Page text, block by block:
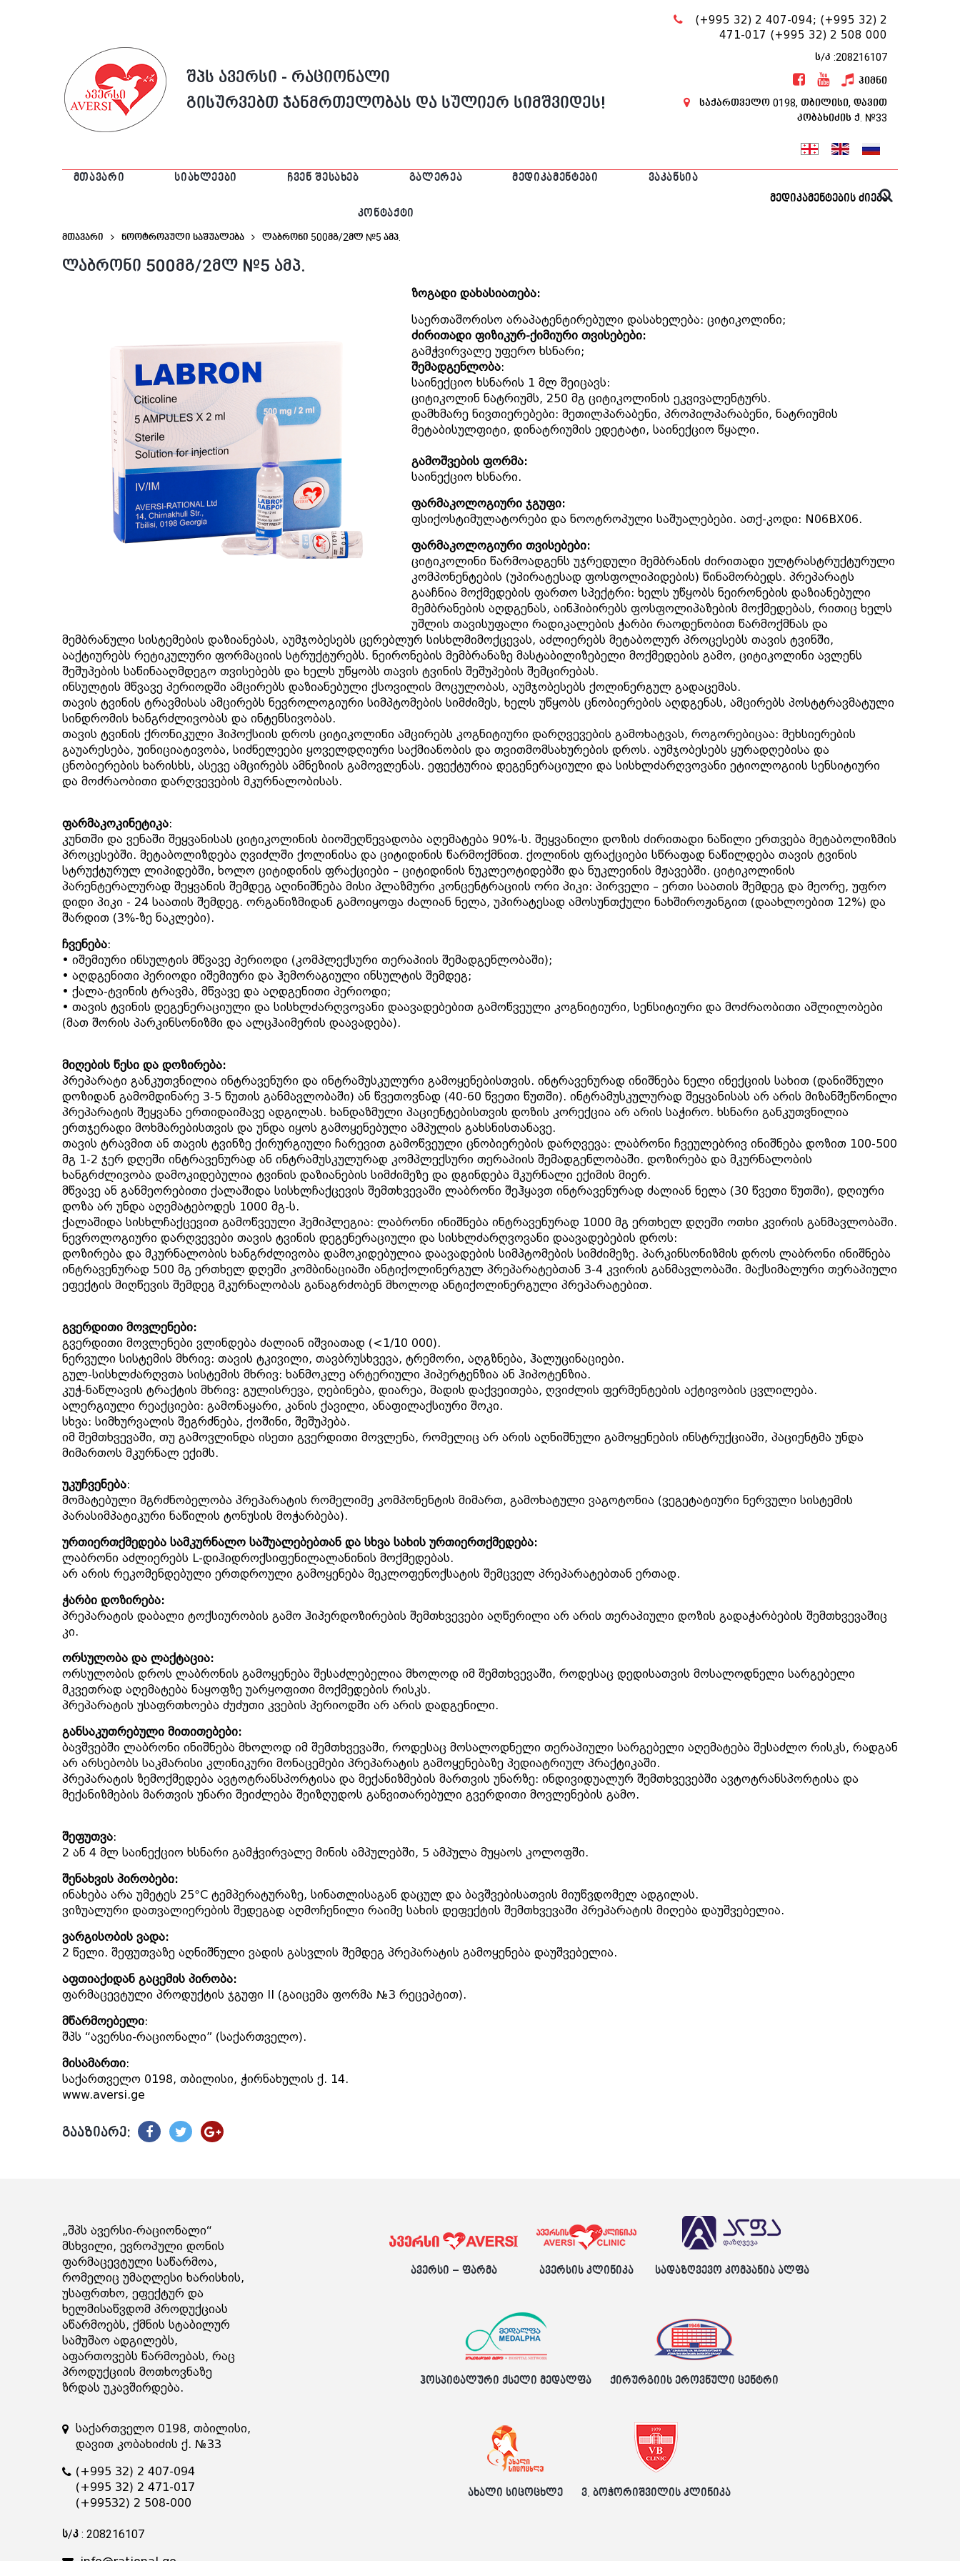
შპს ავერსი - რაციონალი
გისურვებთ ჯანმრთელობას და სულიერ სიმშვიდეს!
(+995 32) 2 407-094; (+995 32) 2
471-017 (+995 32) 2 508 000
ს/კ :208216107
ჰიმნი
საქართველო 0198, თბილისი, დავით
კობახიძის ქ. №33
ᲛᲗᲐᲕᲐᲠᲘ ᲡᲘᲐᲮᲚᲔᲔᲑᲘ ᲩᲕᲔᲜ ᲨᲔᲡᲐᲮᲔᲑ ᲒᲐᲚᲔᲠᲔᲐ ᲛᲔᲓᲘᲙᲐᲛᲔᲜᲢᲔᲑᲘ ᲕᲐᲙᲐᲜᲡᲘᲐ
ᲙᲝᲜᲢᲐᲥᲢᲘ
მედიკამენტების ძიება
მთავარი ნოოტროპული საშუალება Ლაბრონი 500მგ/2მლ №5 Ამპ.
ლაბრონი 500მგ/2მლ №5 ამპ.
ზოგადი დახასიათება:
საერთაშორისო არაპატენტირებული დასახელება: ციტიკოლინი;
ძირითადი ფიზიკურ-ქიმიური თვისებები:
გამჭვირვალე უფერო ხსნარი;
შემადგენლობა:
საინექციო ხსნარის 1 მლ შეიცავს:
ციტიკოლინ ნატრიუმს, 250 მგ ციტიკოლინის ეკვივალენტურს.
დამხმარე ნივთიერებები: მეთილპარაბენი, პროპილპარაბენი, ნატრიუმის
მეტაბისულფიტი, დინატრიუმის ედეტატი, საინექციო წყალი.
გამოშვების ფორმა:
საინექციო ხსნარი.
ფარმაკოლოგიური ჯგუფი:
ფსიქოსტიმულატორები და ნოოტროპული საშუალებები. ათქ-კოდი: N06BX06.
ფარმაკოლოგიური თვისებები:
ციტიკოლინი წარმოადგენს უჯრედული მემბრანის ძირითადი ულტრასტრუქტურული
კომპონენტების (უპირატესად ფოსფოლიპიდების) წინამორბედს. პრეპარატს
გააჩნია მოქმედების ფართო სპექტრი: ხელს უწყობს ნეირონების დაზიანებული
მემბრანების აღდგენას, აინჰიბირებს ფოსფოლიპაზების მოქმედებას, რითიც ხელს
უშლის თავისუფალი რადიკალების ჭარბი რაოდენობით წარმოქმნას და
მემბრანული სისტემების დაზიანებას, აუმჯობესებს ცერებლურ სისხლმიმოქცევას, აძლიერებს მეტაბოლურ პროცესებს თავის ტვინში,
ააქტიურებს რეტიკულური ფორმაციის სტრუქტურებს. ნეირონების მემბრანაზე მასტაბილიზებელი მოქმედების გამო, ციტიკოლინი ავლენს
შეშუპების საწინააღმდეგო თვისებებს და ხელს უწყობს თავის ტვინის შეშუპების შემცირებას.
ინსულტის მწვავე პერიოდში ამცირებს დაზიანებული ქსოვილის მოცულობას, აუმჯობესებს ქოლინერგულ გადაცემას.
თავის ტვინის ტრავმისას ამცირებს ნევროლოგიური სიმპტომების სიმძიმეს, ხელს უწყობს ცნობიერების აღდგენას, ამცირებს პოსტტრავმატული
სინდრომის ხანგრძლივობას და ინტენსივობას.
თავის ტვინის ქრონიკული ჰიპოქსიის დროს ციტიკოლინი ამცირებს კოგნიტიური დარღვევების გამოხატვას, როგორებიცაა: მეხსიერების
გაუარესება, უინიციატივობა, სიძნელეები ყოველდღიური საქმიანობის და თვითმომსახურების დროს. აუმჯობესებს ყურადღებისა და
ცნობიერების ხარისხს, ასევე ამცირებს ამნეზიის გამოვლენას. ეფექტურია დეგენერაციული და სისხლძარღვოვანი ეტიოლოგიის სენსიტიური
და მოძრაობითი დარღვევების მკურნალობისას.
ფარმაკოკინეტიკა:
კუნთში და ვენაში შეყვანისას ციტიკოლინის ბიოშეღწევადობა აღემატება 90%-ს. შეყვანილი დოზის ძირითადი ნაწილი ერთვება მეტაბოლიზმის
პროცესებში. მეტაბოლიზდება ღვიძლში ქოლინისა და ციტიდინის წარმოქმნით. ქოლინის ფრაქციები სწრაფად ნაწილდება თავის ტვინის
სტრუქტურულ ლიპიდებში, ხოლო ციტიდინის ფრაქციები – ციტიდინის ნუკლეოტიდებში და ნუკლეინის მჟავებში. ციტიკოლინის
პარენტერალურად შეყვანის შემდეგ აღინიშნება მისი პლაზმური კონცენტრაციის ორი პიკი: პირველი – ერთი საათის შემდეგ და მეორე, უფრო
დიდი პიკი - 24 საათის შემდეგ. ორგანიზმიდან გამოიყოფა ძალიან ნელა, უპირატესად ამოსუნთქული ნახშიროჟანგით (დაახლოებით 12%) და
შარდით (3%-ზე ნაკლები).
ჩვენება:
• იშემიური ინსულტის მწვავე პერიოდი (კომპლექსური თერაპიის შემადგენლობაში);
• აღდგენითი პერიოდი იშემიური და ჰემორაგიული ინსულტის შემდეგ;
• ქალა-ტვინის ტრავმა, მწვავე და აღდგენითი პერიოდი;
• თავის ტვინის დეგენერაციული და სისხლძარღვოვანი დაავადებებით გამოწვეული კოგნიტიური, სენსიტიური და მოძრაობითი აშლილობები
(მათ შორის პარკინსონიზმი და ალცჰაიმერის დაავადება).
მიღების წესი და დოზირება:
პრეპარატი განკუთვნილია ინტრავენური და ინტრამუსკულური გამოყენებისთვის. ინტრავენურად ინიშნება ნელი ინექციის სახით (დანიშნული
დოზიდან გამომდინარე 3-5 წუთის განმავლობაში) ან წვეთოვნად (40-60 წვეთი წუთში). ინტრამუსკულურად შეყვანისას არ არის მიზანშეწონილი
პრეპარატის შეყვანა ერთიდაიმავე ადგილას. ხანდაზმული პაციენტებისთვის დოზის კორექცია არ არის საჭირო. ხსნარი განკუთვნილია
ერთჯერადი მოხმარებისთვის და უნდა იყოს გამოყენებული ამპულის გახსნისთანავე.
თავის ტრავმით ან თავის ტვინზე ქირურგიული ჩარევით გამოწვეული ცნობიერების დარღვევა: ლაბრონი ჩვეულებრივ ინიშნება დოზით 100-500
მგ 1-2 ჯერ დღეში ინტრავენურად ან ინტრამუსკულურად კომპლექსური თერაპიის შემადგენლობაში. დოზირება და მკურნალობის
ხანგრძლივობა დამოკიდებულია ტვინის დაზიანების სიმძიმეზე და დგინდება მკურნალი ექიმის მიერ.
მწვავე ან განმეორებითი ქალაშიდა სისხლჩაქცევის შემთხვევაში ლაბრონი შეჰყავთ ინტრავენურად ძალიან ნელა (30 წვეთი წუთში), დღიური
დოზა არ უნდა აღემატებოდეს 1000 მგ-ს.
ქალაშიდა სისხლჩაქცევით გამოწვეული ჰემიპლეგია: ლაბრონი ინიშნება ინტრავენურად 1000 მგ ერთხელ დღეში ოთხი კვირის განმავლობაში.
ნევროლოგიური დარღვევები თავის ტვინის დეგენერაციული და სისხლძარღვოვანი დაავადებების დროს:
დოზირება და მკურნალობის ხანგრძლივობა დამოკიდებულია დაავადების სიმპტომების სიმძიმეზე. პარკინსონიზმის დროს ლაბრონი ინიშნება
ინტრავენურად 500 მგ ერთხელ დღეში კომბინაციაში ანტიქოლინერგულ პრეპარატებთან 3-4 კვირის განმავლობაში. მაქსიმალური თერაპიული
ეფექტის მიღწევის შემდეგ მკურნალობას განაგრძობენ მხოლოდ ანტიქოლინერგული პრეპარატებით.
გვერდითი მოვლენები:
გვერდითი მოვლენები ვლინდება ძალიან იშვიათად (<1/10 000).
ნერვული სისტემის მხრივ: თავის ტკივილი, თავბრუსხვევა, ტრემორი, აღგზნება, ჰალუცინაციები.
გულ-სისხლძარღვთა სისტემის მხრივ: ხანმოკლე არტერიული ჰიპერტენზია ან ჰიპოტენზია.
კუჭ-ნაწლავის ტრაქტის მხრივ: გულისრევა, ღებინება, დიარეა, მადის დაქვეითება, ღვიძლის ფერმენტების აქტივობის ცვლილება.
ალერგიული რეაქციები: გამონაყარი, კანის ქავილი, ანაფილაქსიური შოკი.
სხვა: სიმხურვალის შეგრძნება, ქოშინი, შეშუპება.
იმ შემთხვევაში, თუ გამოვლინდა ისეთი გვერდითი მოვლენა, რომელიც არ არის აღნიშნული გამოყენების ინსტრუქციაში, პაციენტმა უნდა
მიმართოს მკურნალ ექიმს.
უკუჩვენება:
მომატებული მგრძნობელობა პრეპარატის რომელიმე კომპონენტის მიმართ, გამოხატული ვაგოტონია (ვეგეტატიური ნერვული სისტემის
პარასიმპატიკური ნაწილის ტონუსის მოჭარბება).
ურთიერთქმედება სამკურნალო საშუალებებთან და სხვა სახის ურთიერთქმედება:
ლაბრონი აძლიერებს L-დიჰიდროქსიფენილალანინის მოქმედებას.
არ არის რეკომენდებული ერთდროული გამოყენება მეკლოფენოქსატის შემცველ პრეპარატებთან ერთად.
ჭარბი დოზირება:
პრეპარატის დაბალი ტოქსიურობის გამო ჰიპერდოზირების შემთხვევები აღწერილი არ არის თერაპიული დოზის გადაჭარბების შემთხვევაშიც
კი.
ორსულობა და ლაქტაცია:
ორსულობის დროს ლაბრონის გამოყენება შესაძლებელია მხოლოდ იმ შემთხვევაში, როდესაც დედისათვის მოსალოდნელი სარგებელი
მკვეთრად აღემატება ნაყოფზე უარყოფითი მოქმედების რისკს.
პრეპარატის უსაფრთხოება ძუძუთი კვების პერიოდში არ არის დადგენილი.
განსაკუთრებული მითითებები:
ბავშვებში ლაბრონი ინიშნება მხოლოდ იმ შემთხვევაში, როდესაც მოსალოდნელი თერაპიული სარგებელი აღემატება შესაძლო რისკს, რადგან
არ არსებობს საკმარისი კლინიკური მონაცემები პრეპარატის გამოყენებაზე პედიატრიულ პრაქტიკაში.
პრეპარატის ზემოქმედება ავტოტრანსპორტისა და მექანიზმების მართვის უნარზე: ინდივიდუალურ შემთხვევებში ავტოტრანსპორტისა და
მექანიზმების მართვის უნარი შეიძლება შეიზღუდოს განვითარებული გვერდითი მოვლენების გამო.
შეფუთვა:
2 ან 4 მლ საინექციო ხსნარი გამჭვირვალე მინის ამპულებში, 5 ამპულა მუყაოს კოლოფში.
შენახვის პირობები:
ინახება არა უმეტეს 25ºC ტემპერატურაზე, სინათლისაგან დაცულ და ბავშვებისათვის მიუწვდომელ ადგილას.
ვიზუალური დათვალიერების შედეგად აღმოჩენილი რაიმე სახის დეფექტის შემთხვევაში პრეპარატის მიღება დაუშვებელია.
ვარგისობის ვადა:
2 წელი. შეფუთვაზე აღნიშნული ვადის გასვლის შემდეგ პრეპარატის გამოყენება დაუშვებელია.
აფთიაქიდან გაცემის პირობა:
ფარმაცევტული პროდუქტის ჯგუფი II (გაიცემა ფორმა №3 რეცეპტით).
მწარმოებელი:
შპს “ავერსი-რაციონალი” (საქართველო).
მისამართი:
საქართველო 0198, თბილისი, ჭირნახულის ქ. 14.
www.aversi.ge
გააზიარე:
„შპს ავერსი-რაციონალი“
მსხვილი, ევროპული დონის
ფარმაცევტული საწარმოა,
რომელიც უმაღლესი ხარისხის,
უსაფრთხო, ეფექტურ და
ხელმისაწვდომ პროდუქციას
აწარმოებს, ქმნის სტაბილურ
სამუშაო ადგილებს,
აფართოვებს წარმოებას, რაც
პროდუქციის მოთხოვნაზე
ზრდას უკავშირდება.
საქართველო 0198, თბილისი,
დავით კობახიძის ქ. №33
(+995 32) 2 407-094
(+995 32) 2 471-017
(+99532) 2 508-000
ს/კ : 208216107
ავერსი – ფარმა ავერსის კლინიკა სადაზღვევო კომპანია ალფა
ჰოსპიტალური ქსელი მედალფა ქირურგიის ეროვნული ცენტრი
ახალი სიცოცხლე ვ. ბოჭორიშვილის კლინიკა